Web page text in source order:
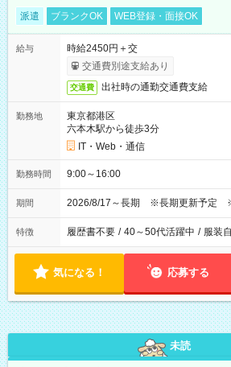
派遣 ブランクOK WEB登録・面接OK
給与
時給2450円＋交
交通費別途支給あり
交通費 出社時の通勤交通費支給
勤務地
東京都港区
六本木駅から徒歩3分
IT・Web・通信
勤務時間 9:00～16:00
期間 2026/8/17～長期 ※長期更新予定
特徴 履歴書不要 / 40～50代活躍中 / 服装
気になる！ 応募する
未読